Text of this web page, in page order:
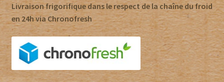
Livraison frigorifique dans le respect de la chaîne du froid
en 24h via Chronofresh